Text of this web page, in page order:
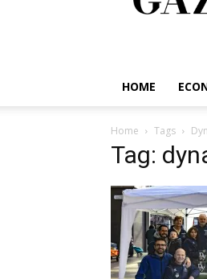
HOME
Home Tags
Tag: